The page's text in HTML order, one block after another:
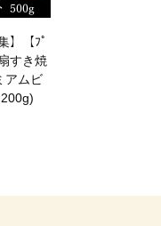
】【ﾌﾟ
すき焼
アムビ